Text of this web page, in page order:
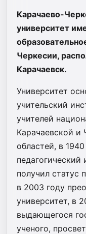
Карачаево-
университет
Черкесии,
Карачаевск.
Университет
учительский
учителей
Карачаевской и
областей, в
педагогический
получил статус
в 2003 году
университет, в
выдающегося
ученого,